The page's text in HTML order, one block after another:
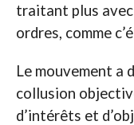
traitant plus
ordres, comme
Le mouvement a
collusion
d’intérêts et